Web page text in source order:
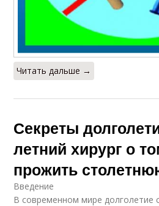
Читать дальше →
Секреты
летний хирург о
прожить
Введение
В современном мире долголетие